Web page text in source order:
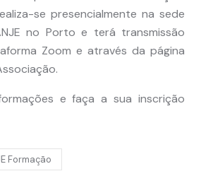
se presencialmente na sede
no Porto e terá transmissão
Zoom e através da página
e faça a sua inscrição
Formação